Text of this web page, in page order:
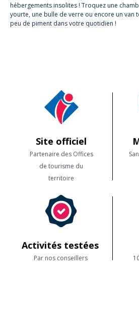
hébergements insolites ! Troquez une
yourte, une bulle de verre ou encore un
peu de piment dans votre quotidien !
Site officiel
Partenaire des Offices
de tourisme du
territoire
Activités testées
Par nos conseillers